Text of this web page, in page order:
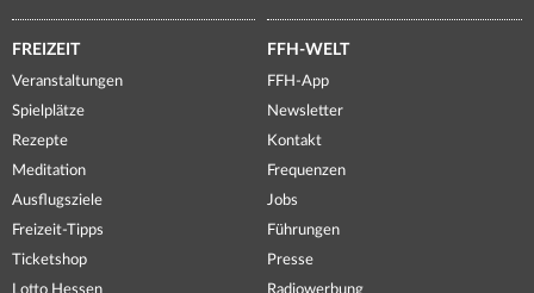
FREIZEIT
Veranstaltungen
Spielplätze
Rezepte
Meditation
Ausflugsziele
Freizeit-Tipps
Ticketshop
Lotto Hessen
FFH-WELT
FFH-App
Newsletter
Kontakt
Frequenzen
Jobs
Führungen
Presse
Radiowerbung